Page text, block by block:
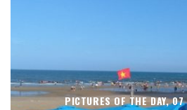
PICTURES OF THE DAY,